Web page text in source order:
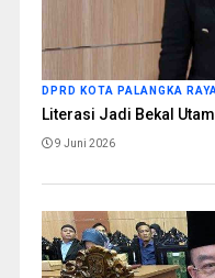
DPRD KOTA PALANGKA
Literasi Jadi Bekal
9 Juni 2026